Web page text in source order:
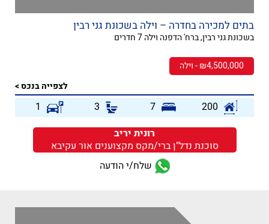
בתים למכירה בחדרה – וילה בשכונת גני רבין
בשכונת גני רבין, ברח' הדפנה וילה 7 חדרים
₪4,500,000 - וילה
לצפייה בנכס >
200
7
3
1
רונית יריב
סוכנת נדל"ן ברי/מקס מקצוענים אור עקיבא
שלח/י הודעה